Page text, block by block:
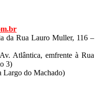
da Rua LauroMuller, 116 –
Atlântica, emfrente à Rua
3)
Largo do Machado)